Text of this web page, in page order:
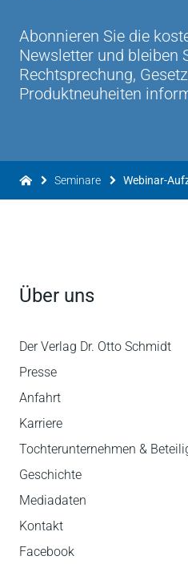
Abonnieren Sie die
Newsletter und bleiben
Rechtsprechung,
Produktneuheiten
Seminare Webinar-
Über uns
Der Verlag Dr. Otto Schmidt
Presse
Anfahrt
Karriere
Tochterunternehmen &
Geschichte
Mediadaten
Kontakt
Facebook